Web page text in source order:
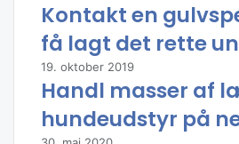
Kontakt en
få lagt det rette
19. oktober 2019
Handl masser af
hundeudstyr på